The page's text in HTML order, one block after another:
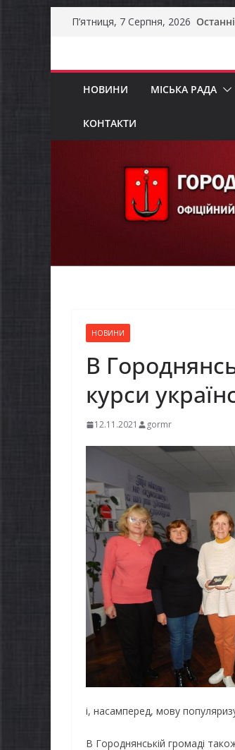
Перейти
П’ятниця, 7 Серпня, 2026
НОВИНИ МІСЬКА РАДА
КОНТАКТИ
НОВИНИ
В
курси
12.11.2021 gormr
і, насамперед, мову
В Городнянській громаді